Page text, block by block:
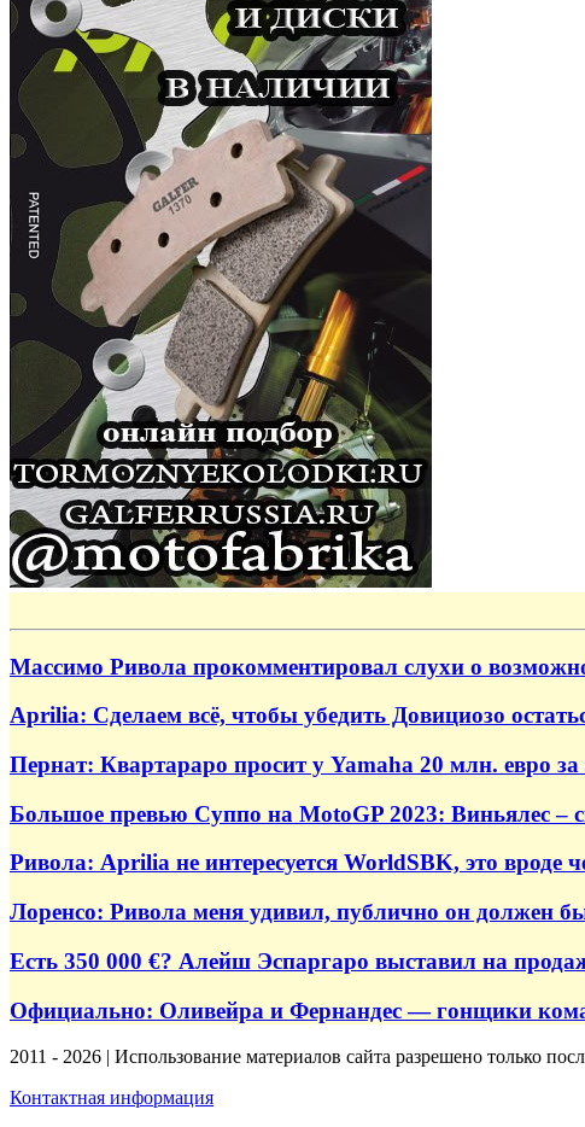
Массимо Ривола прокомментировал слухи о
Aprilia: Сделаем всё, чтобы убедить Довициозо
Пернат: Квартараро просит у Yamaha 20 млн. евро за
Большое превью Суппо на MotoGP 2023: Виньялес –
Ривола: Aprilia не интересуется WorldSBK, это вроде
Лоренсо: Ривола меня удивил, публично он должен
Есть 350 000 €? Алейш Эспаргаро выставил на
Официально: Оливейра и Фернандес — гонщики
2011 - 2026 | Использование материалов сайта разрешено только
Контактная информация